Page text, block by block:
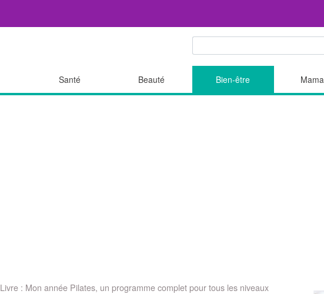
Santé Beauté Bien-être
Livre : Mon année Pilates, un programme complet pour tous les niveaux